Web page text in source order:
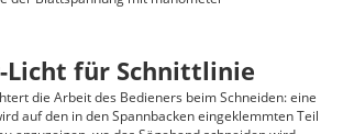
Licht für Schnittlinie
die Arbeit des Bedieners beim Schneiden: eine
auf den in den Spannbacken eingeklemmten Teil